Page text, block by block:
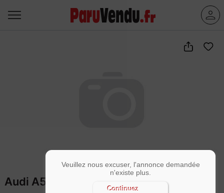
Audi A5 2.0 TDI 177 Ambiente
Veuillez nous excuser, l'annonce demandée
n'existe plus.
Continuez